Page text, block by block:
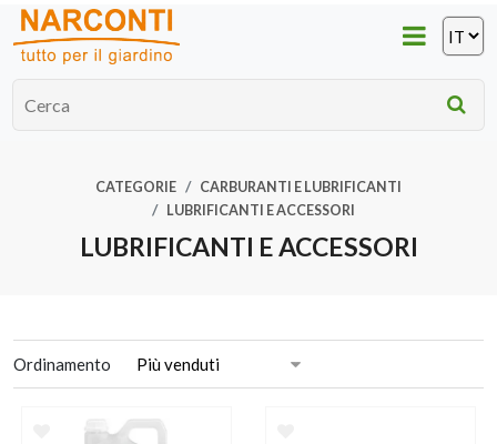
CATEGORIE
CARBURANTI E LUBRIFICANTI
LUBRIFICANTI E ACCESSORI
LUBRIFICANTI E ACCESSORI
Ordinamento